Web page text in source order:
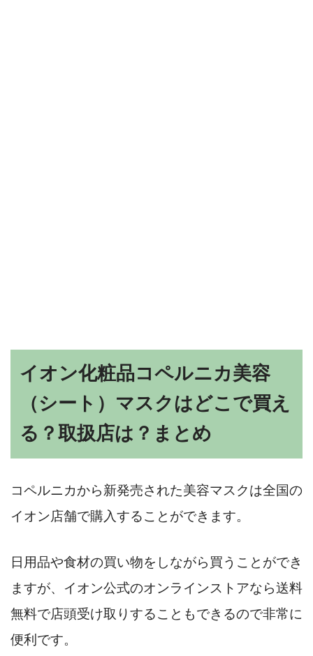
イオン化粧品コペルニカ美容
（シート）マスクはどこで買え
る？取扱店は？まとめ
コペルニカから新発売された美容マスクは全国の
イオン店舗で購入することができます。
日用品や食材の買い物をしながら買うことができ
ますが、イオン公式のオンラインストアなら送料
無料で店頭受け取りすることもできるので非常に
便利です。